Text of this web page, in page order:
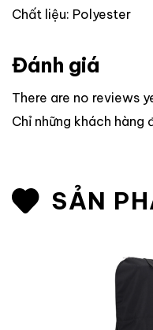
Chất liệu: Polyester
Đánh giá
There are no reviews
Chỉ những khách
SẢN